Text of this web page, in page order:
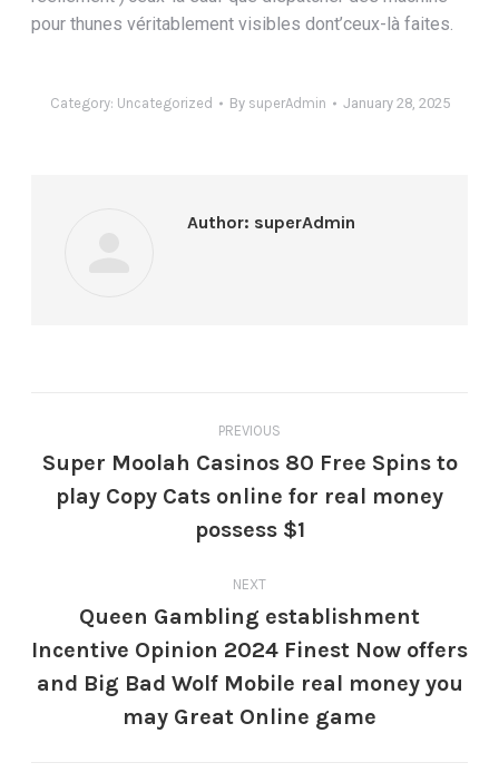
pour thunes véritablement visibles dont’ceux-là faites.
Category: Uncategorized By superAdmin January 28, 2025
Author: superAdmin
PREVIOUS
Super Moolah Casinos 80 Free Spins to
play Copy Cats online for real money
possess $1
NEXT
Queen Gambling establishment
Incentive Opinion 2024 Finest Now offers
and Big Bad Wolf Mobile real money you
may Great Online game